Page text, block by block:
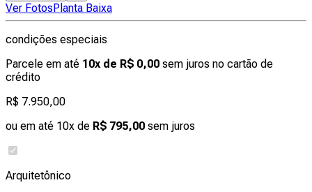
Ver FotosPlanta Baixa
condições especiais
Parcele em até 10x de R$ 0,00 sem juros no cartão de
crédito
R$ 7.950,00
ou em até 10x de R$ 795,00 sem juros
Arquitetônico